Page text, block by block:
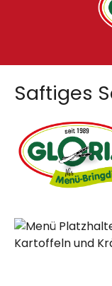
Saftiges
Bildergalerie